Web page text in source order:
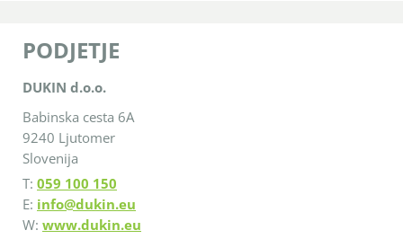
PODJETJE
DUKIN d.o.o.
Babinska cesta 6A
9240 Ljutomer
Slovenija
T: 059 100 150
E: info@dukin.eu
W: www.dukin.eu